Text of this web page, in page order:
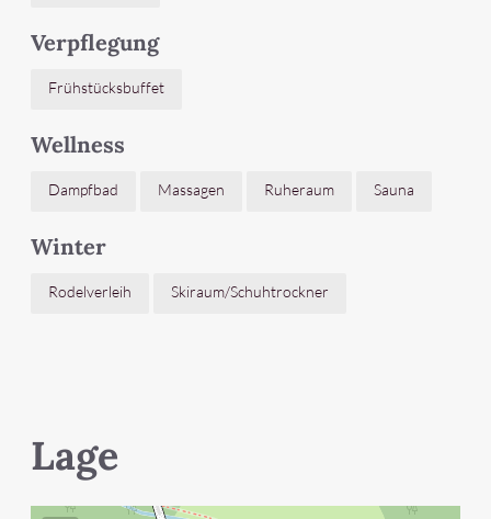
Verpflegung
Frühstücksbuffet
Wellness
Dampfbad Massagen Ruheraum Sauna
Winter
Rodelverleih Skiraum/Schuhtrockner
Lage